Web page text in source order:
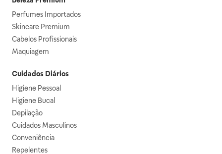
Perfumes Importados
Skincare Premium
Cabelos Profissionais
Maquiagem
Cuidados Diários
Higiene Pessoal
Higiene Bucal
Depilação
Cuidados Masculinos
Conveniência
Repelentes